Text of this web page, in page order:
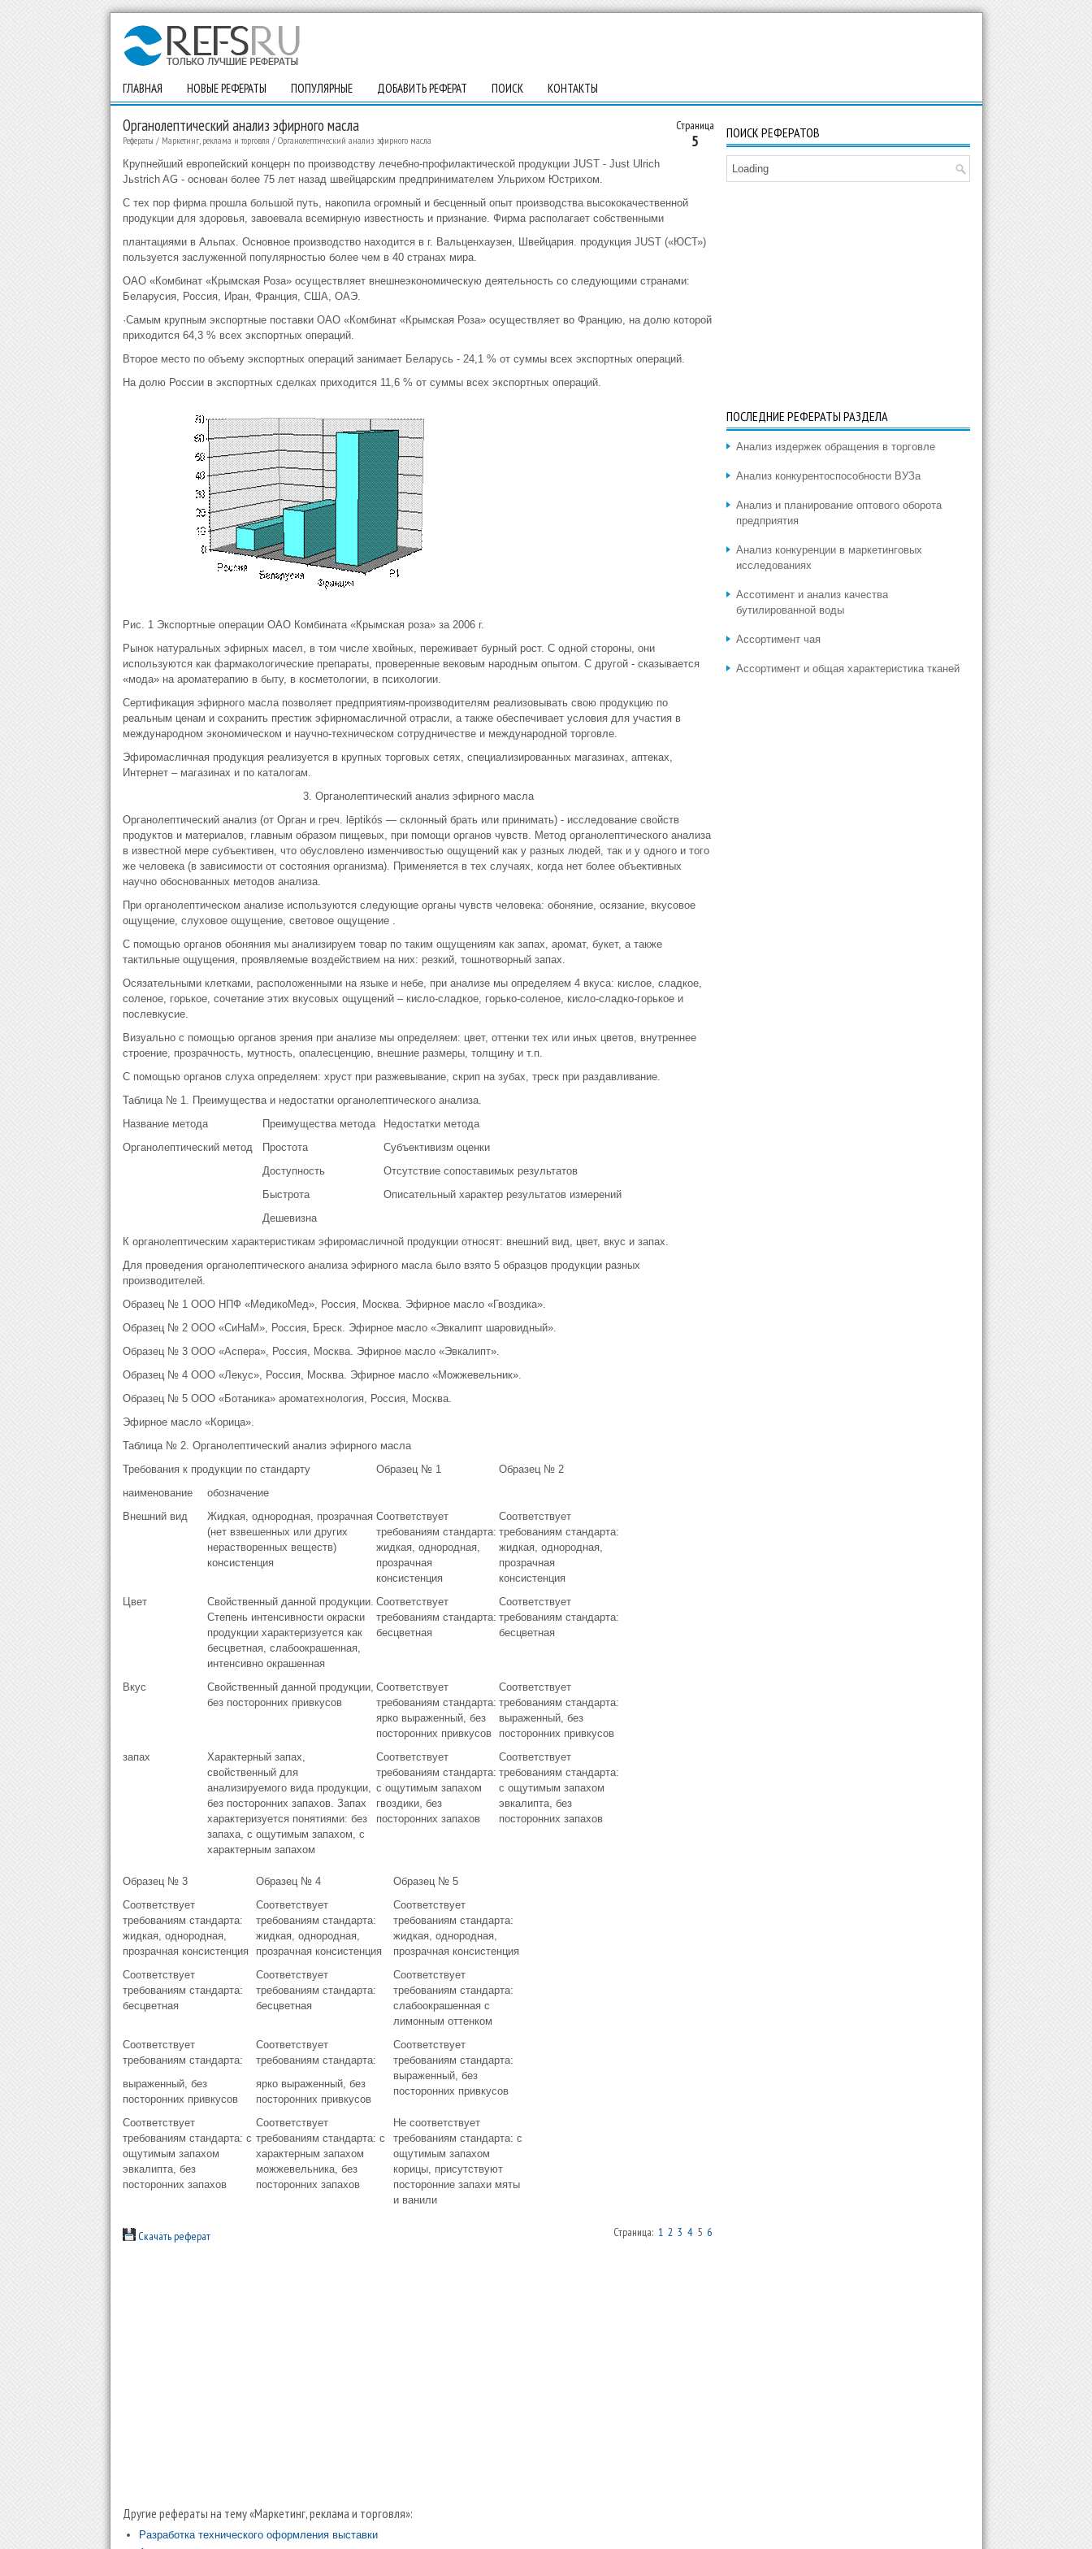
ГЛАВНАЯ НОВЫЕ РЕФЕРАТЫ ПОПУЛЯРНЫЕ ДОБАВИТЬ РЕФЕРАТ ПОИСК КОНТАКТЫ
Страница
5
Органолептический анализ эфирного масла
Рефераты / Маркетинг, реклама и торговля / Органолептический анализ эфирного масла
Крупнейший европейский концерн по производству лечебно-профилактической продукции JUST - Just Ulrich
Jьstrich AG - основан более 75 лет назад швейцарским предпринимателем Ульрихом Юстрихом.
С тех пор фирма прошла большой путь, накопила огромный и бесценный опыт производства высококачественной
продукции для здоровья, завоевала всемирную известность и признание. Фирма располагает собственными
плантациями в Альпах. Основное производство находится в г. Вальценхаузен, Швейцария. продукция JUST («ЮСТ»)
пользуется заслуженной популярностью более чем в 40 странах мира.
ОАО «Комбинат «Крымская Роза» осуществляет внешнеэкономическую деятельность со следующими странами:
Беларусия, Россия, Иран, Франция, США, ОАЭ.
·Самым крупным экспортные поставки ОАО «Комбинат «Крымская Роза» осуществляет во Францию, на долю которой
приходится 64,3 % всех экспортных операций.
Второе место по объему экспортных операций занимает Беларусь - 24,1 % от суммы всех экспортных операций.
На долю России в экспортных сделках приходится 11,6 % от суммы всех экспортных операций.
Рис. 1 Экспортные операции ОАО Комбината «Крымская роза» за 2006 г.
Рынок натуральных эфирных масел, в том числе хвойных, переживает бурный рост. С одной стороны, они
используются как фармакологические препараты, проверенные вековым народным опытом. С другой - сказывается
«мода» на ароматерапию в быту, в косметологии, в психологии.
Сертификация эфирного масла позволяет предприятиям-производителям реализовывать свою продукцию по
реальным ценам и сохранить престиж эфирномасличной отрасли, а также обеспечивает условия для участия в
международном экономическом и научно-техническом сотрудничестве и международной торговле.
Эфиромасличная продукция реализуется в крупных торговых сетях, специализированных магазинах, аптеках,
Интернет – магазинах и по каталогам.
3. Органолептический анализ эфирного масла
Органолептический анализ (от Орган и греч. lēptikós — склонный брать или принимать) - исследование свойств
продуктов и материалов, главным образом пищевых, при помощи органов чувств. Метод органолептического анализа
в известной мере субъективен, что обусловлено изменчивостью ощущений как у разных людей, так и у одного и того
же человека (в зависимости от состояния организма). Применяется в тех случаях, когда нет более объективных
научно обоснованных методов анализа.
При органолептическом анализе используются следующие органы чувств человека: обоняние, осязание, вкусовое
ощущение, слуховое ощущение, световое ощущение .
С помощью органов обоняния мы анализируем товар по таким ощущениям как запах, аромат, букет, а также
тактильные ощущения, проявляемые воздействием на них: резкий, тошнотворный запах.
Осязательными клетками, расположенными на языке и небе, при анализе мы определяем 4 вкуса: кислое, сладкое,
соленое, горькое, сочетание этих вкусовых ощущений – кисло-сладкое, горько-соленое, кисло-сладко-горькое и
послевкусие.
Визуально с помощью органов зрения при анализе мы определяем: цвет, оттенки тех или иных цветов, внутреннее
строение, прозрачность, мутность, опалесценцию, внешние размеры, толщину и т.п.
С помощью органов слуха определяем: хруст при разжевывание, скрип на зубах, треск при раздавливание.
Таблица № 1. Преимущества и недостатки органолептического анализа.
Название метода
Преимущества метода
Недостатки метода
Органолептический метод
Простота
Доступность
Быстрота
Дешевизна
Субъективизм оценки
Отсутствие сопоставимых результатов
Описательный характер результатов измерений
К органолептическим характеристикам эфиромасличной продукции относят: внешний вид, цвет, вкус и запах.
Для проведения органолептического анализа эфирного масла было взято 5 образцов продукции разных
производителей.
Образец № 1 ООО НПФ «МедикоМед», Россия, Москва. Эфирное масло «Гвоздика».
Образец № 2 ООО «СиНаМ», Россия, Бреск. Эфирное масло «Эвкалипт шаровидный».
Образец № 3 ООО «Аспера», Россия, Москва. Эфирное масло «Эвкалипт».
Образец № 4 ООО «Лекус», Россия, Москва. Эфирное масло «Можжевельник».
Образец № 5 ООО «Ботаника» ароматехнология, Россия, Москва.
Эфирное масло «Корица».
Таблица № 2. Органолептический анализ эфирного масла
Требования к продукции по стандарту
Образец № 1
Образец № 2
наименование
обозначение
Внешний вид
Жидкая, однородная, прозрачная
(нет взвешенных или других
нерастворенных веществ)
консистенция
Соответствует
требованиям стандарта:
жидкая, однородная,
прозрачная
консистенция
Соответствует
требованиям стандарта:
жидкая, однородная,
прозрачная
консистенция
Цвет
Свойственный данной продукции.
Степень интенсивности окраски
продукции характеризуется как
бесцветная, слабоокрашенная,
интенсивно окрашенная
Соответствует
требованиям стандарта:
бесцветная
Соответствует
требованиям стандарта:
бесцветная
Вкус
Свойственный данной продукции,
без посторонних привкусов
Соответствует
требованиям стандарта:
ярко выраженный, без
посторонних привкусов
Соответствует
требованиям стандарта:
выраженный, без
посторонних привкусов
запах
Характерный запах,
свойственный для
анализируемого вида продукции,
без посторонних запахов. Запах
характеризуется понятиями: без
запаха, с ощутимым запахом, с
характерным запахом
Соответствует
требованиям стандарта:
с ощутимым запахом
гвоздики, без
посторонних запахов
Соответствует
требованиям стандарта:
с ощутимым запахом
эвкалипта, без
посторонних запахов
Образец № 3 Образец № 4
Образец № 5
Соответствует
требованиям стандарта:
жидкая, однородная,
прозрачная консистенция
Соответствует
требованиям стандарта:
жидкая, однородная,
прозрачная консистенция
Соответствует
требованиям стандарта:
жидкая, однородная,
прозрачная консистенция
Соответствует
требованиям стандарта:
бесцветная
Соответствует
требованиям стандарта:
бесцветная
Соответствует
требованиям стандарта:
слабоокрашенная с
лимонным оттенком
Соответствует
требованиям стандарта:
выраженный, без
посторонних привкусов
Соответствует
требованиям стандарта:
ярко выраженный, без
посторонних привкусов
Соответствует
требованиям стандарта:
выраженный, без
посторонних привкусов
Соответствует
требованиям стандарта: с
ощутимым запахом
эвкалипта, без
посторонних запахов
Соответствует
требованиям стандарта: с
характерным запахом
можжевельника, без
посторонних запахов
Не соответствует
требованиям стандарта: с
ощутимым запахом
корицы, присутствуют
посторонние запахи мяты
и ванили
Скачать реферат Страница: 1 2 3 45 6
Другие рефераты на тему «Маркетинг, реклама и торговля»:
Разработка технического оформления выставки
ПОИСК РЕФЕРАТОВ
Loading
ПОСЛЕДНИЕ РЕФЕРАТЫ РАЗДЕЛА
Анализ издержек обращения в торговле
Анализ конкурентоспособности ВУЗа
Анализ и планирование оптового оборота
предприятия
Анализ конкуренции в маркетинговых
исследованиях
Ассотимент и анализ качества
бутилированной воды
Ассортимент чая
Ассортимент и общая характеристика тканей